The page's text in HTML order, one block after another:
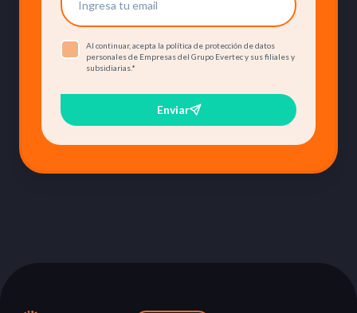
Al continuar, acepta la política de protección de datos
personales de Empresas del Grupo Evertec y sus filiales y
subsidiarias.*
Enviar